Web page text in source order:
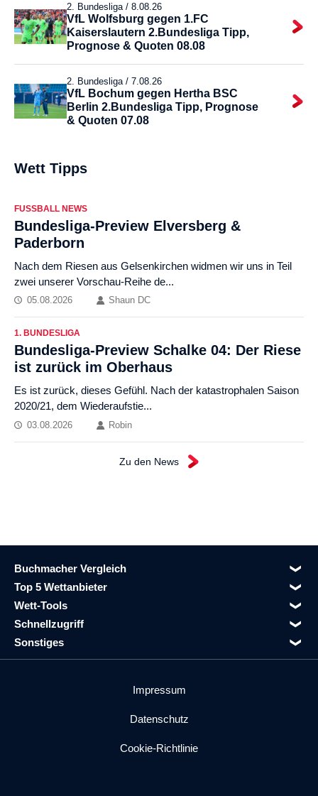
2. Bundesliga / 8.08.26
VfL Wolfsburg gegen 1.FC
Kaiserslautern 2.Bundesliga Tipp,
Prognose & Quoten 08.08
2. Bundesliga / 7.08.26
VfL Bochum gegen Hertha BSC
Berlin 2.Bundesliga Tipp, Prognose
& Quoten 07.08
Wett Tipps
FUSSBALL NEWS
Bundesliga-Preview Elversberg &
Paderborn
Nach dem Riesen aus Gelsenkirchen widmen wir uns in Teil
zwei unserer Vorschau-Reihe de...
05.08.2026 Shaun DC
1. BUNDESLIGA
Bundesliga-Preview Schalke 04: Der Riese
ist zurück im Oberhaus
Es ist zurück, dieses Gefühl. Nach der katastrophalen Saison
2020/21, dem Wiederaufstie...
03.08.2026 Robin
Zu den News
Buchmacher Vergleich
Top 5 Wettanbieter
Wett-Tools
Schnellzugriff
Sonstiges
Impressum
Datenschutz
Cookie-Richtlinie